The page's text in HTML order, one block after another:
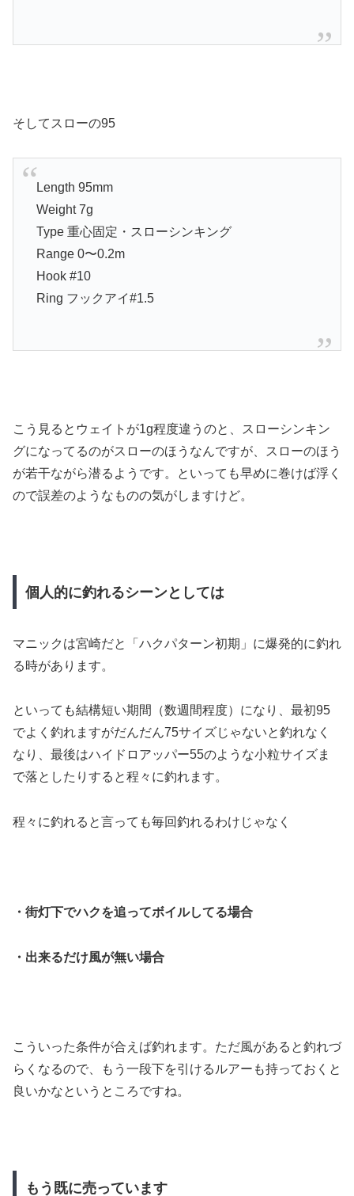
そしてスローの95
Length 95mm
Weight 7g
Type 重心固定・スローシンキング
Range 0〜0.2m
Hook #10
Ring フックアイ#1.5
こう見るとウェイトが1g程度違うのと、スローシンキン
グになってるのがスローのほうなんですが、スローのほう
が若干ながら潜るようです。といっても早めに巻けば浮く
ので誤差のようなものの気がしますけど。
個人的に釣れるシーンとしては
マニックは宮崎だと「ハクパターン初期」に爆発的に釣れ
る時があります。
といっても結構短い期間（数週間程度）になり、最初95
でよく釣れますがだんだん75サイズじゃないと釣れなく
なり、最後はハイドロアッパー55のような小粒サイズま
で落としたりすると程々に釣れます。
程々に釣れると言っても毎回釣れるわけじゃなく
・街灯下でハクを追ってボイルしてる場合
・出来るだけ風が無い場合
こういった条件が合えば釣れます。ただ風があると釣れづ
らくなるので、もう一段下を引けるルアーも持っておくと
良いかなというところですね。
もう既に売っています